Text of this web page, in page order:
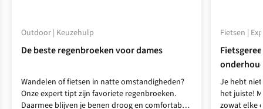
Outdoor | Keuzehulp
De beste regenbroeken voor dames
Wandelen of fietsen in natte omstandigheden?
Onze expert tipt zijn favoriete regenbroeken.
Daarmee blijven je benen droog en comfortabel
Fietsen |
Je hebt
het juiste!
zowat elke